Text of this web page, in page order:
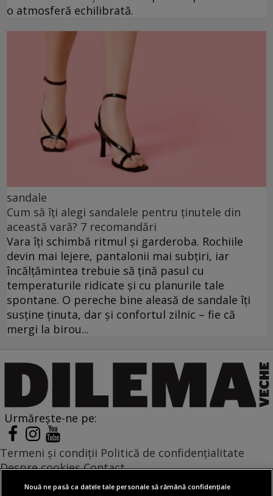
o atmosferă echilibrată.
sandale
Cum să îți alegi sandalele pentru ținutele din
această vară? 7 recomandări
Vara îți schimbă ritmul și garderoba. Rochiile
devin mai lejere, pantalonii mai subțiri, iar
încălțămintea trebuie să țină pasul cu
temperaturile ridicate și cu planurile tale
spontane. O pereche bine aleasă de sandale îți
susține ținuta, dar și confortul zilnic – fie că
mergi la birou...
Urmărește-ne pe:
Termeni și condiții Politică de confidențialitate
Despre cookies Contact
Modifică preferințe pentru confidențialitate
Nouă ne pasă ca datele tale personale să rămână confidențiale